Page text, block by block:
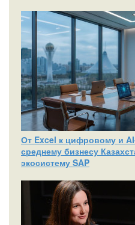
От Excel к цифровому и
среднему бизнесу
экосистему SAP